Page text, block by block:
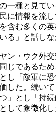
一種と見て
に情報を流し
含む多くの
る」と話しな
ン・ウク外
じであるた
し「敵軍に
した。続い
」とし「持
して象徴化し